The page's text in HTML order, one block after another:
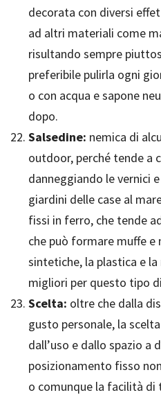
decorata con diversi
ad altri materiali come
risultando sempre
preferibile pulirla ogni
o con acqua e sapone
dopo.
Salsedine: nemica di
outdoor, perché tende a
danneggiando le vernici
giardini delle case al
fissi in ferro, che tende
che può formare muffe e
sintetiche, la plastica e
migliori per questo tipo
Scelta: oltre che dalla
gusto personale, la
dall’uso e dallo spazio a
posizionamento fisso
o comunque la facilità